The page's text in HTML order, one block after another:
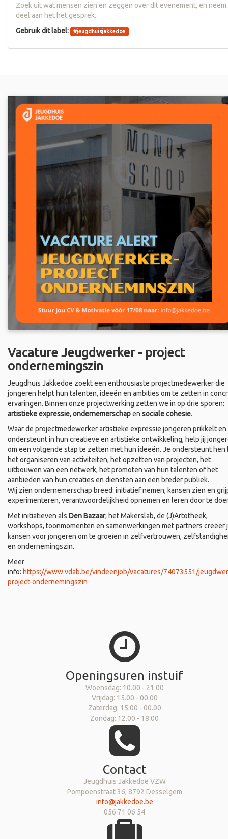
Zoek uit wat mensen zien en zeggen over dit evenement, en neem
deel aan het het gesprek.
Gebruik dit label:
#jeugdhuisjakkedoe
Vacature Jeugdwerker - project
ondernemingszin
Jeugdhuis Jakkedoe zoekt een enthousiaste projectmedewerker die
jongeren helpt hun talenten, ideeën en ambities om te zetten in
ervaringen. Binnen onze projectwerking zetten we in op drie sporen:
artistieke expressie, ondernemerschapen sociale cohesie.
Waar de projectmedewerker artistieke expressie jongeren prikkelt en
ondersteunt in hun creatieve en artistieke ontwikkeling, help jij
om een volgende stap te zetten met hun ideeën. Je ondersteunt hen
het organiseren van activiteiten, het opzetten van projecten, het
uitbouwen van een netwerk, het promoten van hun talenten of het
aanbieden van hun creaties en diensten aan een breder publiek.
Wij zien ondernemerschap breed: initiatief nemen, kansen zien en
experimenteren, verantwoordelijkheid opnemen en leren door te
Met initiatieven als Den Bazaar, het Makerslab, de (J)Artotheek,
workshops, toonmomenten en samenwerkingen met partners creëer
kansen voor jongeren om te groeien in zelfvertrouwen,
en ondernemingszin.
Meer
info: https://www.vdab.be/vindeenjob/vacatures/74073551/
project-ondernemingszin
Openingsuren instuif
Woensdag: 10.00 - 21.00
Vrijdag: 15.00 - 00.00
Zaterdag: 15.00 - 00.00
Zondag: 12.00 - 18.00
Contact
Jeugdhuis Jakkedoe VZW
Pompoenstraat 36, 8792 Desselgem
info@jakkedoe.be
056 71 06 54